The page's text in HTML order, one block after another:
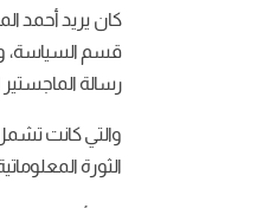
كان يريد أحمد
قسم السياسة،
رسالة الماجستير
والتي كانت تشمل
الثورة